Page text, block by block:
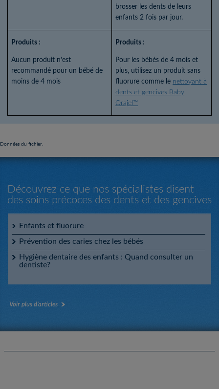
brosser les dents de leurs
enfants 2 fois par jour.
Produits :
Aucun produit n’est
recommandé pour un bébé de
moins de 4 mois
Produits :
Pour les bébés de 4 mois et
plus, utilisez un produit sans
fluorure comme le nettoyant à
dents et gencives Baby
Orajel™
Données du fichier.
Découvrez ce que nos spécialistes disent
des soins précoces des dents et des gencives
Enfants et fluorure
Prévention des caries chez les bébés
Hygiène dentaire des enfants : Quand consulter un
dentiste?
Voir plus d’articles